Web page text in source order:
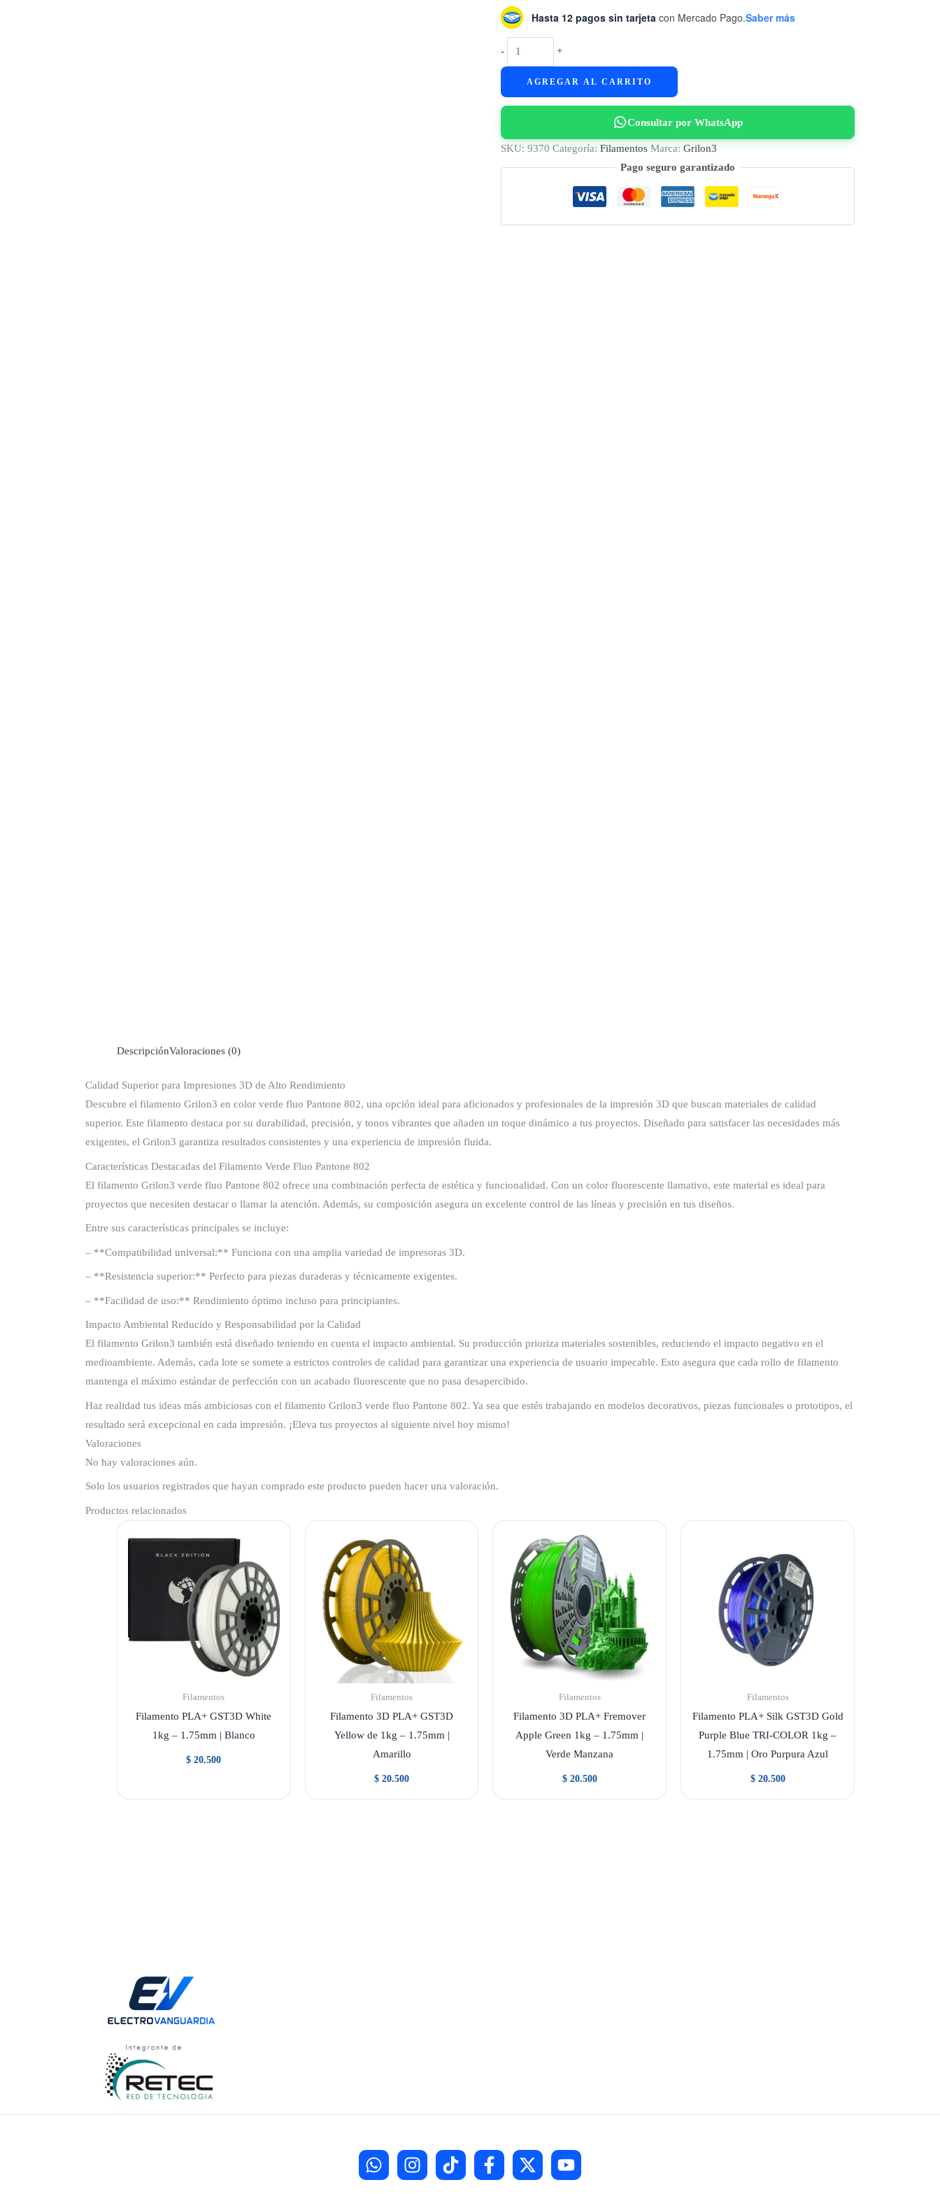
Hasta 12 pagos sin tarjeta con Mercado Pago.Saber más
-
Filamento
Grilon3
Verde
802
+
AGREGAR AL CARRITO
Consultar por WhatsApp
SKU: 9370 Categoría: Filamentos Marca: Grilon3
Pago seguro garantizado
DescripciónValoraciones (0)
Calidad Superior para Impresiones 3D de Alto Rendimiento
Descubre el filamento Grilon3 en color verde fluo Pantone 802, una opción ideal para aficionados y profesionales de la impresión 3D que buscan materiales de calidad
superior. Este filamento destaca por su durabilidad, precisión, y tonos vibrantes que añaden un toque dinámico a tus proyectos. Diseñado para satisfacer las necesidades más
exigentes, el Grilon3 garantiza resultados consistentes y una experiencia de impresión fluida.
Características Destacadas del Filamento Verde Fluo Pantone 802
El filamento Grilon3 verde fluo Pantone 802 ofrece una combinación perfecta de estética y funcionalidad. Con un color fluorescente llamativo, este material es ideal para
proyectos que necesiten destacar o llamar la atención. Además, su composición asegura un excelente control de las líneas y precisión en tus diseños.
Entre sus características principales se incluye:
– **Compatibilidad universal:** Funciona con una amplia variedad de impresoras 3D.
– **Resistencia superior:** Perfecto para piezas duraderas y técnicamente exigentes.
– **Facilidad de uso:** Rendimiento óptimo incluso para principiantes.
Impacto Ambiental Reducido y Responsabilidad por la Calidad
El filamento Grilon3 también está diseñado teniendo en cuenta el impacto ambiental. Su producción prioriza materiales sostenibles, reduciendo el impacto negativo en el
medioambiente. Además, cada lote se somete a estrictos controles de calidad para garantizar una experiencia de usuario impecable. Esto asegura que cada rollo de filamento
mantenga el máximo estándar de perfección con un acabado fluorescente que no pasa desapercibido.
Haz realidad tus ideas más ambiciosas con el filamento Grilon3 verde fluo Pantone 802. Ya sea que estés trabajando en modelos decorativos, piezas funcionales o prototipos, el
resultado será excepcional en cada impresión. ¡Eleva tus proyectos al siguiente nivel hoy mismo!
Valoraciones
No hay valoraciones aún.
Solo los usuarios registrados que hayan comprado este producto pueden hacer una valoración.
Productos relacionados
Filamentos
Filamento PLA+ GST3D White
1kg – 1.75mm | Blanco
$ 20.500
Filamentos
Filamento 3D PLA+ GST3D
Yellow de 1kg – 1.75mm |
Amarillo
$ 20.500
Filamentos
Filamento 3D PLA+ Fremover
Apple Green 1kg – 1.75mm |
Verde Manzana
$20.500
Filamentos
Filamento PLA+ Silk GST3D Gold
Purple Blue TRI-COLOR 1kg –
1.75mm | Oro Purpura Azul
$20.500